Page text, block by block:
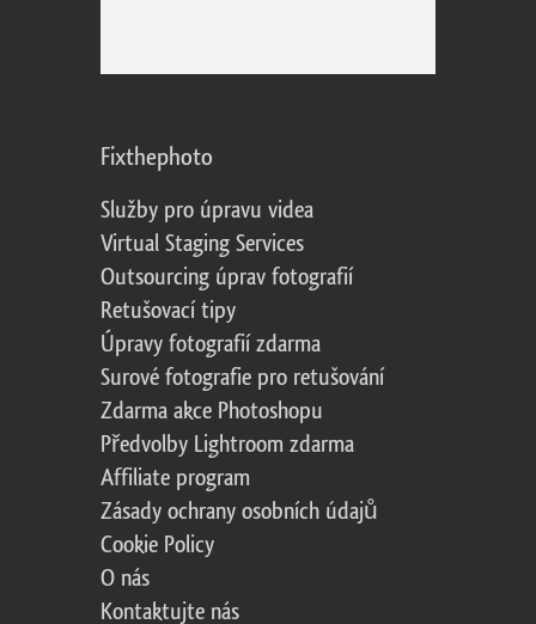
Fixthephoto
Služby pro úpravu videa
Virtual Staging Services
Outsourcing úprav fotografií
Retušovací tipy
Úpravy fotografií zdarma
Surové fotografie pro retušování
Zdarma akce Photoshopu
Předvolby Lightroom zdarma
Affiliate program
Zásady ochrany osobních údajů
Cookie Policy
O nás
Kontaktujte nás